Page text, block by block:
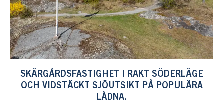
SKÄRGÅRDSFASTIGHET I RAKT SÖDERLÄGE
OCH VIDSTÄCKT SJÖUTSIKT PÅ POPULÄRA
LÅDNA.